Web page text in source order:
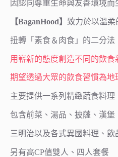
因認同尊重生命與友善環境而
【BaganHood】 致力於以溫柔
扭轉「素食＆肉食」的二分法
用嶄新的態度創造不同的飲食
期望透過大眾的飲食習慣為地
主要提供一系列精緻蔬食料理
包含前菜、湯品、披薩、漢堡
三明治以及各式異國料理、
另有高CP值雙人、四人套餐